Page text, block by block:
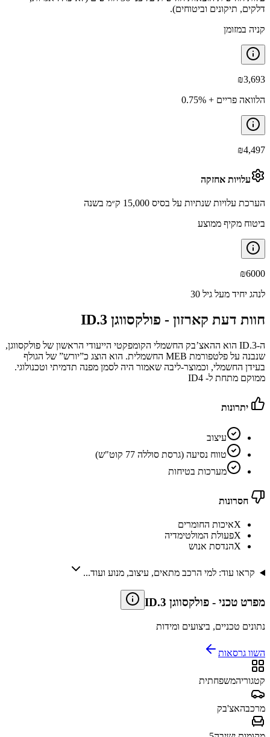
דלקים, תיקונים וביטוחים).
קניה במזומן
₪3,693
הלוואה פריים + 0.75%
₪4,497
עלויות אחזקה
הערכת עלויות שנתיות על בסיס 15,000 ק״מ בשנה
ביטוח מקיף ממוצע
₪6000
לנהג יחיד מעל גיל 30
חוות דעת קארזון - פולקסווגן ID.3
ה-ID.3 הוא ההאצ’בק החשמלי הקומפקטי הייעודי הראשון של פולקסווגן,
שנבנה על פלטפורמת MEB החשמלית. הוא הוצג כ”יורש” של הגולף
בעידן החשמלי, וכמוצר-ליבה שאמור היה לסמן מפנה תדמיתי וטכנולוגי.
ממוקם מתחת ל- ID4
יתרונות
עיצוב
טווח נסיעה (גרסת סוללה 77 קוט"ש)
מערכות בטיחות
חסרונות
Xאיכות החומרים
Xפעולת המולטימדיה
Xהנדסת אנוש
קראו עוד: למי הרכב מתאים, עיצוב, מנוע ועוד...
מפרט טכני - פולקסווגן ID.3
נתונים טכניים, ביצועים ומידות
השוו גרסאות
קטגוריהמשפחתית
מרכבהאצ'בק